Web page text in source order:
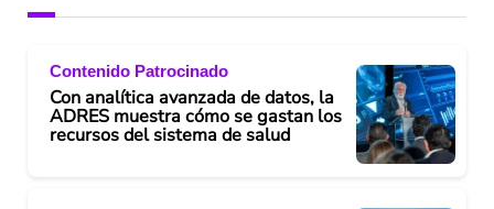
Contenido Patrocinado
Con analítica avanzada de datos, la
ADRES muestra cómo se gastan los
recursos del sistema de salud